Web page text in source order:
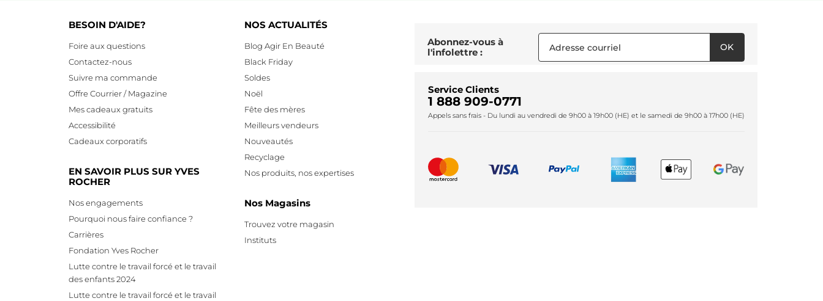
BESOIN D'AIDE?
Foire aux questions
Contactez-nous
Suivre ma commande
Offre Courrier / Magazine
Mes cadeaux gratuits
Accessibilité
Cadeaux corporatifs
EN SAVOIR PLUS SUR YVES
ROCHER
Nos engagements
Pourquoi nous faire confiance ?
Carrières
Fondation Yves Rocher
Lutte contre le travail forcé et le travail
des enfants 2024
Lutte contre le travail forcé et le travail
NOS ACTUALITÉS
Blog Agir En Beauté
Black Friday
Soldes
Noël
Fête des mères
Meilleurs vendeurs
Nouveautés
Recyclage
Nos produits, nos expertises
Nos Magasins
Trouvez votre magasin
Instituts
Abonnez-vous à
l'infolettre :
OK
Service Clients
1 888 909-0771
Appels sans frais - Du lundi au vendredi de 9h00 à 19h00 (HE) et le samedi de 9h00 à 17h00 (HE)